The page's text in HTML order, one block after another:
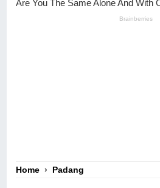
Home › Padang